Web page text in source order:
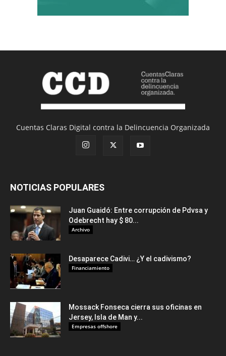
Cuentas Claras Digital contra la Delincuencia Organizada
NOTICIAS POPULARES
Juan Guaidó: Entre corrupción de Pdvsa y
Odebrecht hay $ 80...
Archivo
Desaparece Cadivi… ¿Y el cadivismo?
Financiamiento
Mossack Fonseca cierra sus oficinas en
Jersey, Isla de Man y...
Empresas offshore